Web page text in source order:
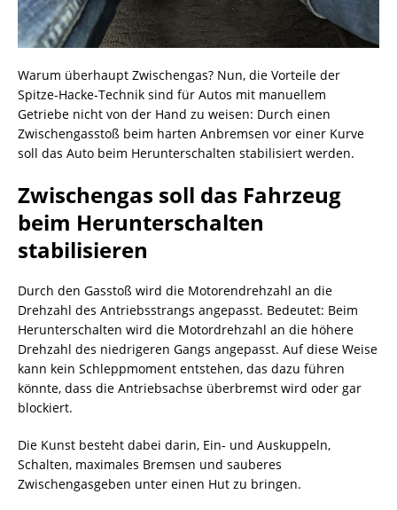
Warum überhaupt Zwischengas? Nun, die Vorteile der
Spitze-Hacke-Technik sind für Autos mit manuellem
Getriebe nicht von der Hand zu weisen: Durch einen
Zwischengasstoß beim harten Anbremsen vor einer Kurve
soll das Auto beim Herunterschalten stabilisiert werden.
Zwischengas soll das Fahrzeug
beim Herunterschalten
stabilisieren
Durch den Gasstoß wird die Motorendrehzahl an die
Drehzahl des Antriebsstrangs angepasst. Bedeutet: Beim
Herunterschalten wird die Motordrehzahl an die höhere
Drehzahl des niedrigeren Gangs angepasst. Auf diese Weise
kann kein Schleppmoment entstehen, das dazu führen
könnte, dass die Antriebsachse überbremst wird oder gar
blockiert.
Die Kunst besteht dabei darin, Ein- und Auskuppeln,
Schalten, maximales Bremsen und sauberes
Zwischengasgeben unter einen Hut zu bringen.